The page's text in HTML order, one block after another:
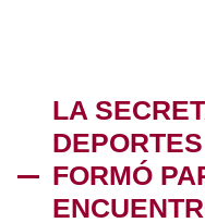
LA
FORMÓ